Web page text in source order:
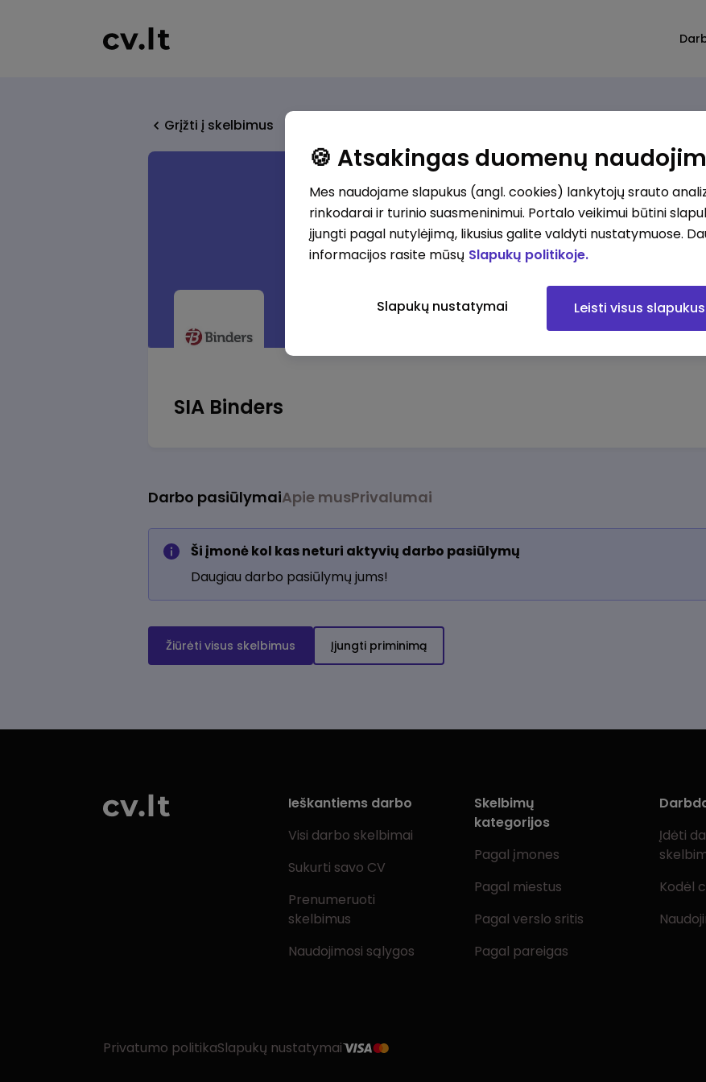
Grįžti į skelbimus
SIA Binders
Darbo pasiūlymaiApie musPrivalumai
Ši įmonė kol kas neturi aktyvių darbo pasiūlymų
Daugiau darbo pasiūlymų jums!
Žiūrėti visus skelbimus Įjungti priminimą
Ieškantiems darbo
Visi darbo skelbimai
Sukurti savo CV
Prenumeruoti
skelbimus
Naudojimosi sąlygos
Skelbimų
kategorijos
Pagal įmones
Pagal miestus
Pagal verslo sritis
Pagal pareigas
Įdėti
Kodėl
Privatumo politikaSlapukų nustatymai
🍪 Atsakingas duomenų
Mes naudojame slapukus (angl. cookies) lankytojų srauto
rinkodarai ir turinio suasmeninimui. Portalo veikimui būtini
įjungti pagal nutylėjimą, likusius galite valdyti nustatymuose.
informacijos rasite mūsų Slapukų politikoje.
Slapukų nustatymai Leisti visus slapukus